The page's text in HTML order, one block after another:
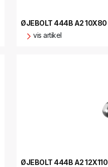
ØJEBOLT 444B A2 10X80
vis artikel
ØJEBOLT 444B A2 12X110